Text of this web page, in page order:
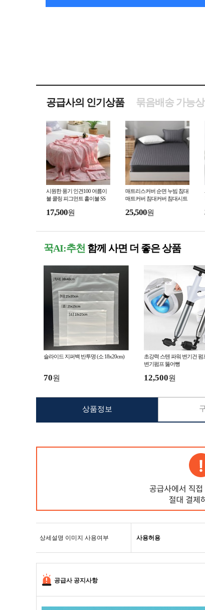
공급사의 인기상품 묶음배송 가능
시원한 풍기 인견100 여름이
불 쿨링 피그먼트 홑이불 SS
17,500원
매트리스커버 순면 누빔 침대
매트커버 침대커버 침대시트
25,500원
꾹AI:추천 함께 사면 더 좋은 상품
슬라이드 지퍼백 반투명 (소 18x20cm)
70원
초강력 스텐 파워 변기건 펌
변기펌프 뚫어뻥
12,500원
상세설명 이미지 사용여부 사용허용
공급사 공지사항
상품정보